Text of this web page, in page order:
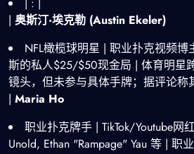
| 奥斯汀·埃克勒 (Austin Ekeler)
NFL橄榄球明星 | 职业扑克视频博
斯的私人$25/$50现金局 | 体育明星
镜头，但未参与具体手牌；据评论称
| Maria Ho
职业扑克牌手 | TikTok/Youtube网
Unold, Ethan "Rampage" Yau 等 | 职